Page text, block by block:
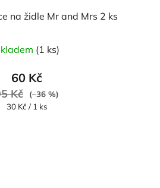
na židle Mr and Mrs 2 ks
(1 ks)
60 Kč
Kč
(–36 %)
Měrná
30 Kč / 1 ks